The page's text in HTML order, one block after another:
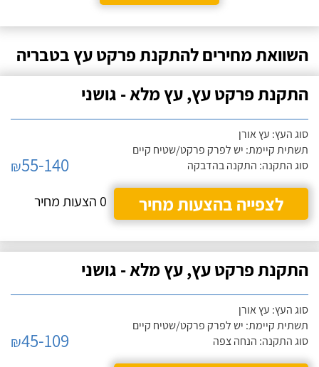
השוואת מחירים להתקנת פרקט עץ בטבריה
התקנת פרקט עץ, עץ מלא - גושני
סוג העץ: עץ אורן
תשתית קיימת: יש לפרק פרקט/שטיח קיים
סוג התקנה: התקנה בהדבקה
₪55-140
לצפייה בהצעות מחיר
0 הצעות מחיר
התקנת פרקט עץ, עץ מלא - גושני
סוג העץ: עץ אורן
תשתית קיימת: יש לפרק פרקט/שטיח קיים
סוג התקנה: הנחה צפה
₪45-109